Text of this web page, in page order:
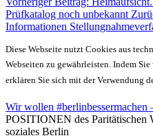
Prüfkatalog noch unbekannt
Informationen
Diese Webseite nutzt Cookies aus
Webseiten zu gewährleisten. Indem
erklären Sie sich mit der Verwendung
Wir wollen #berlinbessermachen
POSITIONEN des Paritätischen
soziales Berlin